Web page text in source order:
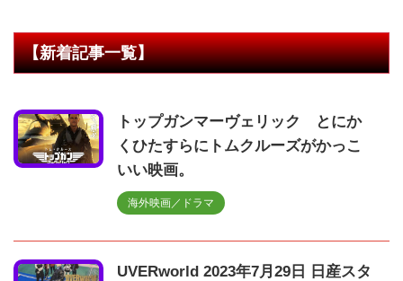
【新着記事一覧】
トップガンマーヴェリック とにか
くひたすらにトムクルーズがかっこ
いい映画。
海外映画／ドラマ
UVERworld 2023年7月29日 日産スタ